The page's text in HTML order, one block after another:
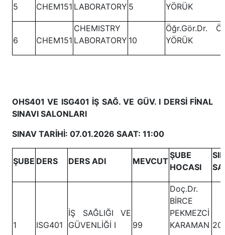
5 CHEM151 LABORATORY 5
YÖRÜK
6 CHEM151
CHEMISTRY
LABORATORY 10
Öğr.Gör.Dr.
YÖRÜK
OHS401 VE ISG401 İŞ SAĞ. VE GÜV. I DERSİ FİNAL
SINAVI SALONLARI
SINAV TARİHİ: 07.01.2026 SAAT: 11:00
ŞUBE DERS DERS ADI MEVCUT
ŞUBE
HOCASI
1 ISG401
İŞ SAĞLIĞI VE
GÜVENLİĞİ I
99
Doç.Dr.
BİRCE
PEKMEZCİ
KARAMAN